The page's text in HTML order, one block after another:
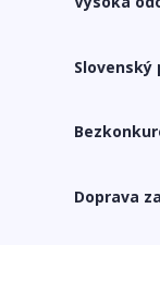
Slovenský
Doprava